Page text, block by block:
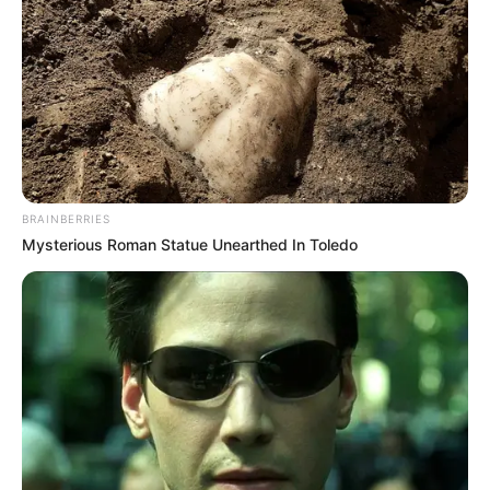
A távozó miniszterelnök a videóban egy politikai
összegzést adott arról, milyen állapotban adja át
BRAINBERRIES
Mysterious Roman Statue Unearthed In Toledo